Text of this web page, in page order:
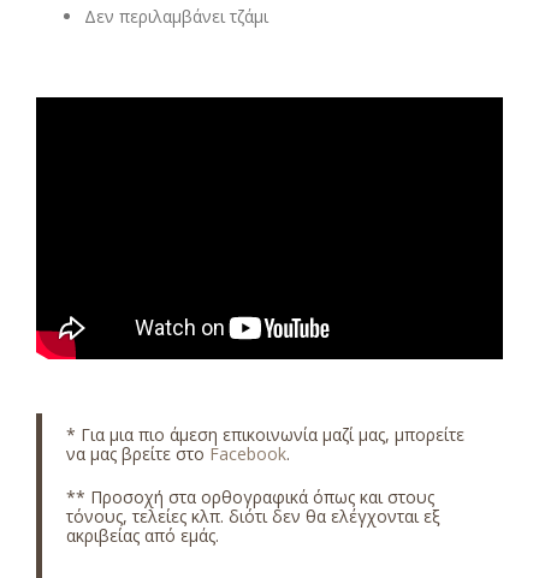
Δεν περιλαμβάνει τζάμι
* Για μια πιο άμεση επικοινωνία μαζί μας, μπορείτε
να μας βρείτε στο Facebook.
** Προσοχή στα ορθογραφικά όπως και στους
τόνους, τελείες κλπ. διότι δεν θα ελέγχονται εξ
ακριβείας από εμάς.